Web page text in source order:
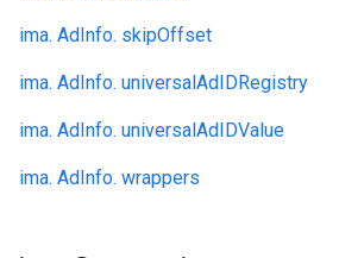
ima. AdInfo. skipOffset
ima. AdInfo. universalAdIDRegistry
ima. AdInfo. universalAdIDValue
ima. AdInfo. wrappers